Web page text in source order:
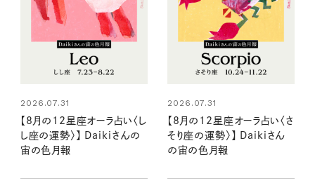
2026.07.31
【8月の12星座オーラ占い〈し
し座の運勢〉】 Daikiさんの
宙の色月報
2026.07.31
【8月の12星座オーラ占い〈さ
そり座の運勢〉】 Daikiさん
の宙の色月報